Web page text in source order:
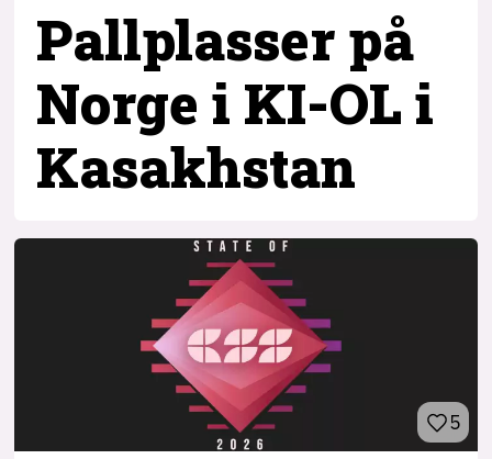
Pallplasser på
Norge i KI-OL i
Kasakhstan
5